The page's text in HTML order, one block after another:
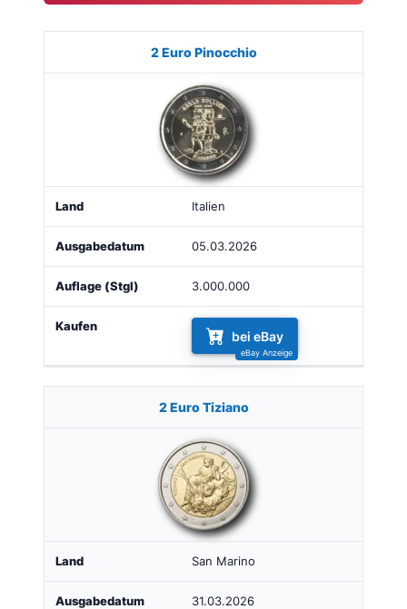
Land Ausgabe
2 Euro Pinocchio
Italien
05.03.2026
3.000.000
bei eBay
2 Euro Tiziano
San Marino
31.03.2026